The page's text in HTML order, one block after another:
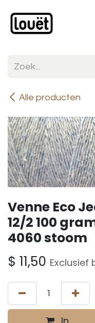
Alle producten
Venne Eco
12/2 100
4060 stoom
$ 11,50 Exclusief